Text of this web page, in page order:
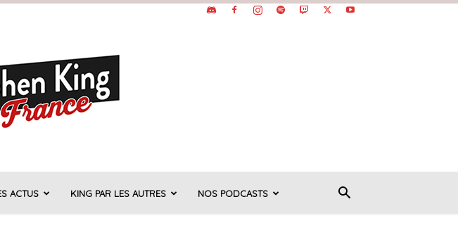
ACTUS KING PAR LES AUTRES NOS PODCASTS